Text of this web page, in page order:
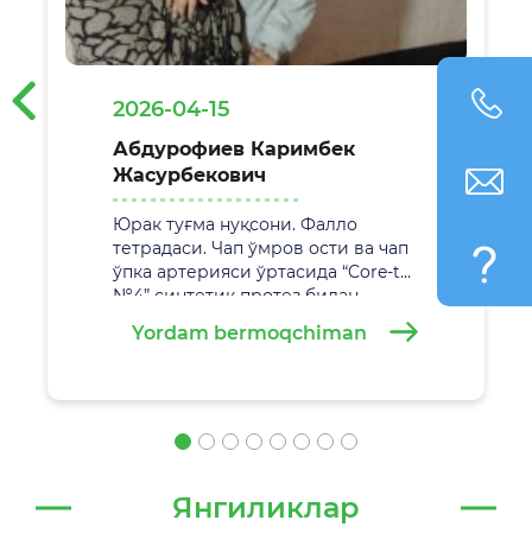
2026-04-15
Абдурофиев Каримбек
Жасурбекович
Юрак туғма нуқсони. Фалло
тетрадаси. Чап ўмров ости ва чап
ўпка артерияси ўртасида “Core-tax
№4” синтетик протез билан
анастамоз қўйиш. Жаррохлик
амалиёти 29.02.2026 йилда
оширилди.
Yordam bermoqchiman
‹
Янгиликлар